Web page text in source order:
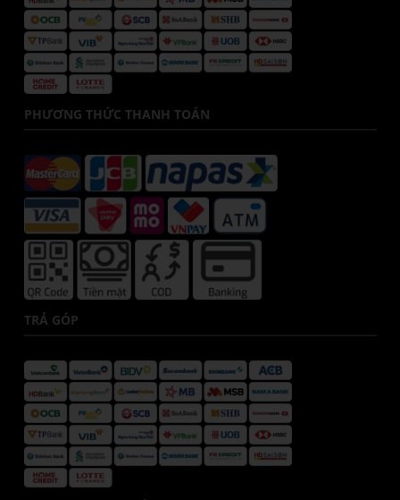
PHƯƠNG THỨC THANH TOÁN
TRẢ GÓP